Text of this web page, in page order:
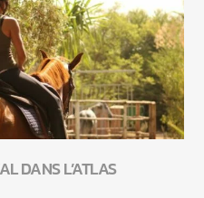
DANS L’ATLAS